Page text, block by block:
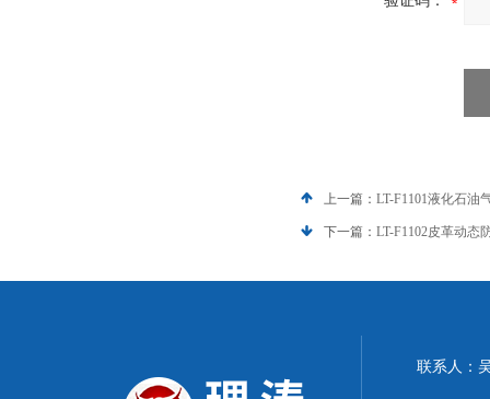
上一篇： LT-F1101液化石油
下一篇： LT-F1102皮革动态
联系人：